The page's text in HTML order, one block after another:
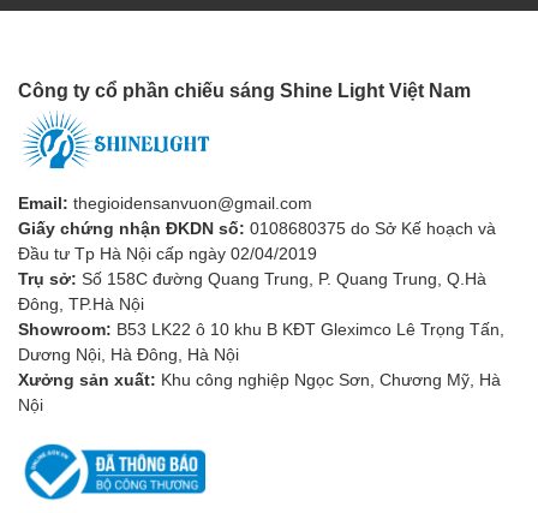
Link Catalogue:Link
Năng Lượng Mặt Trời SL-
DSC30
1. Tiết Kiệm Năng Lượng
Đèn đường năng lượng mặt trời sử dụng nguồn năng lượng tái
tạo từ ánh sáng mặt trời để tạo ra đèn. Điều này không chỉ giúp
giảm chi phí điện năng mà còn làm giảm lượng khí nhà kính,
đồng thời hỗ trợ quá trình chuyển đổi sang năng lượng xanh.
2. Bền Vững và Tiện Ích
Đèn đường năng lượng mặt trời được thiết kế để hoạt động hiệu
quả trong mọi điều kiện thời tiết. Chúng có khả năng chịu được
nước, chống ăn mòn, và không cần sự kết nối với lưới điện, giúp
giảm bất tiện trong quá trình lắp đặt và bảo trì.
Công ty cổ phần chiếu sáng Shine Light Việt Nam
Email: thegioidensanvuon@gmail.com
Giấy chứng nhận ĐKDN số: 0108680375 do Sở Kế hoạch và
Đầu tư Tp Hà Nội cấp ngày 02/04/2019
Trụ sở: Số 158C đường Quang Trung, P. Quang Trung, Q.Hà
Đông, TP.Hà Nội
Showroom: B53 LK22 ô 10 khu B KĐT Gleximco Lê Trọng Tấn,
Dương Nội, Hà Đông, Hà Nội
Xưởng sản xuất: Khu công nghiệp Ngọc Sơn, Chương Mỹ, Hà
Nội